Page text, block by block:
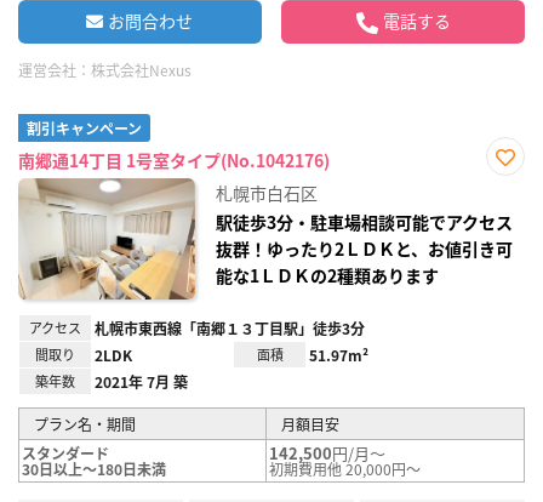
お問合わせ 電話する
運営会社： 株式会社Nexus
割引キャンペーン
南郷通14丁目 1号室タイプ(No.1042176)
り登
録
札幌市白石区
駅徒歩3分・駐車場相談可能でアクセス
抜群！ゆったり2ＬＤＫと、お値引き可
能な1ＬＤＫの2種類あります
アクセス 札幌市東西線「南郷１３丁目駅」徒歩3分
間取り 2LDK 面積 51.97m²
築年数 2021年 7月 築
プラン名・期間
月額目安
スタンダード
30日以上～180日未満
142,500円/月～
初期費用他 20,000円～